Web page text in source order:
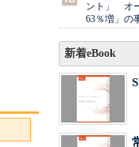
ント」 オ
63％増」の
新着eBook